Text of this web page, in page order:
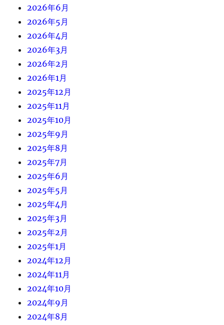
2026年6月
2026年5月
2026年4月
2026年3月
2026年2月
2026年1月
2025年12月
2025年11月
2025年10月
2025年9月
2025年8月
2025年7月
2025年6月
2025年5月
2025年4月
2025年3月
2025年2月
2025年1月
2024年12月
2024年11月
2024年10月
2024年9月
2024年8月